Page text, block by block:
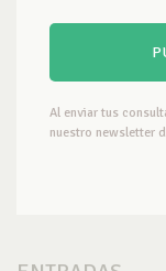
Al enviar tus
nuestro newsletter